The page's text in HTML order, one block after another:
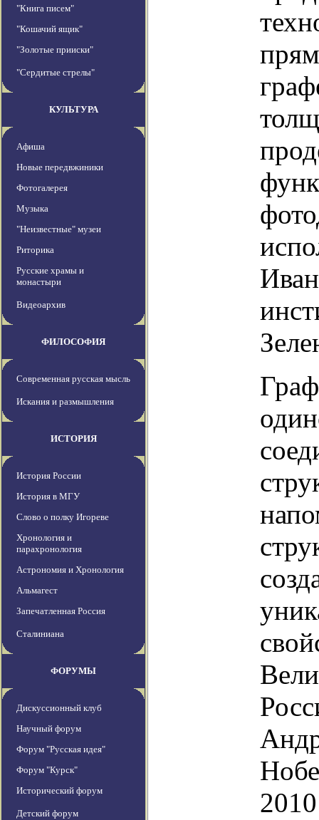
"Книга писем"
"Кошачий ящик"
"Золотые прииски"
"Сердитые стрелы"
КУЛЬТУРА
Афиша
Новые передвжиники
Фотогалерея
Музыка
"Неизвестные" музеи
Риторика
Русские храмы и
монастыри
Видеоархив
ФИЛОСОФИЯ
Современная русская мысль
Искания и размышления
ИСТОРИЯ
История России
История в МГУ
Слово о полку Игореве
Хронология и
парахронология
Астрономия и Хронология
Альмагест
Запечатленная Россия
Сталиниана
ФОРУМЫ
Дискуссионный клуб
Научный форум
Форум "Русская идея"
Форум "Курск"
Исторический форум
Детский форум